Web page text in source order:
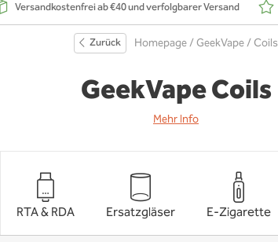
Versandkostenfrei ab €40 und verfolgbarer Versand
Zurück Homepage/GeekVape/ Coils
GeekVape Coils
Mehr Info
RTA & RDA Ersatzgläser E-Zigarette